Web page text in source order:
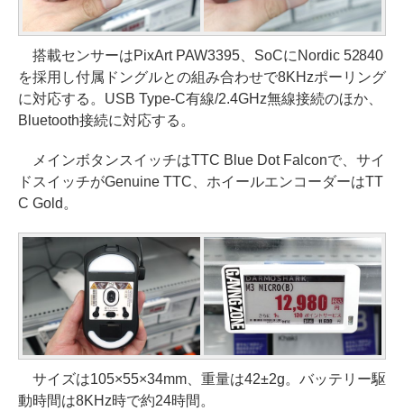
搭載センサーはPixArt PAW3395、SoCにNordic 52840
を採用し付属ドングルとの組み合わせで8KHzポーリング
に対応する。USB Type-C有線/2.4GHz無線接続のほか、
Bluetooth接続に対応する。
メインボタンスイッチはTTC Blue Dot Falconで、サイ
ドスイッチがGenuine TTC、ホイールエンコーダーはTT
C Gold。
サイズは105×55×34mm、重量は42±2g。バッテリー駆
動時間は8KHz時で約24時間。